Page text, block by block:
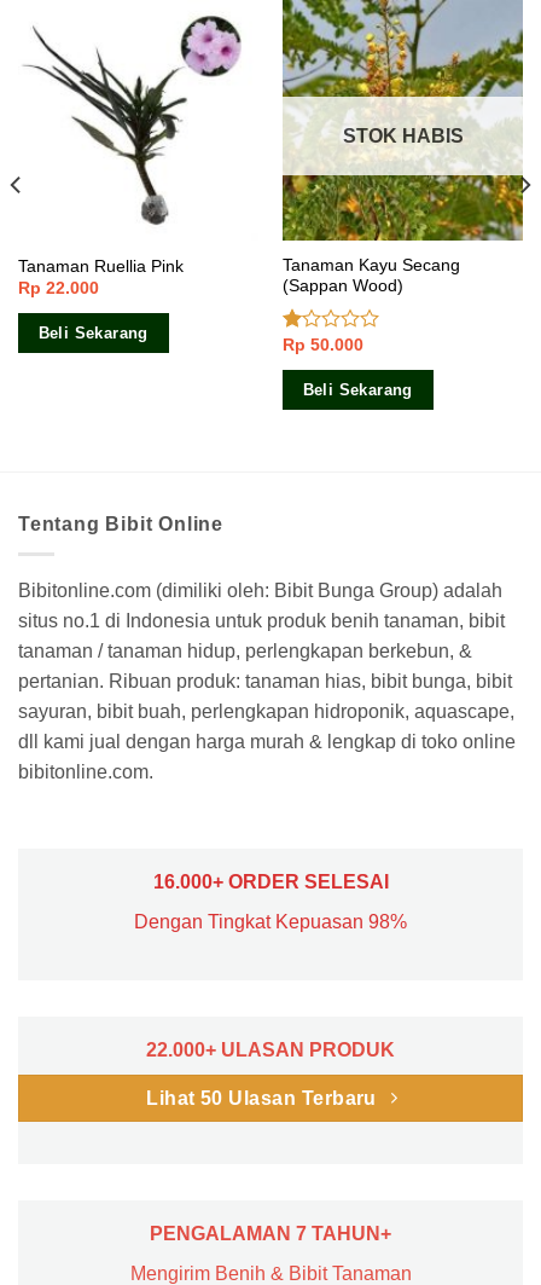
Tanaman Ruellia Pink
Rp 22.000
Beli Sekarang
STOK HABIS
Tanaman Kayu Secang
(Sappan Wood)
Dinilai
1.00
dari
5
Rp 50.000
Beli Sekarang
Tentang Bibit Online
Bibitonline.com (dimiliki oleh: Bibit Bunga Group) adalah
situs no.1 di Indonesia untuk produk benih tanaman, bibit
tanaman / tanaman hidup, perlengkapan berkebun, &
pertanian. Ribuan produk: tanaman hias, bibit bunga, bibit
sayuran, bibit buah, perlengkapan hidroponik, aquascape,
dll kami jual dengan harga murah & lengkap di toko online
bibitonline.com.
16.000+ ORDER SELESAI
Dengan Tingkat Kepuasan 98%
22.000+ ULASAN PRODUK
Lihat 50 Ulasan Terbaru
PENGALAMAN 7 TAHUN+
Mengirim Benih & Bibit Tanaman